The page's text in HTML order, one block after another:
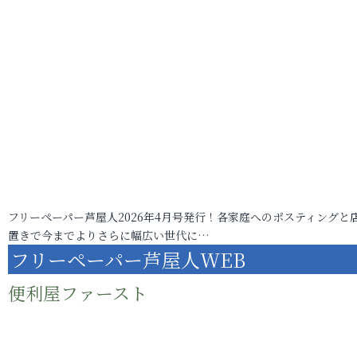
フリーペーパー芦屋人2026年4月号発行！各家庭へのポスティングと
置きで今までよりさらに幅広い世代に…
フリーペーパー芦屋人WEB
便利屋ファースト